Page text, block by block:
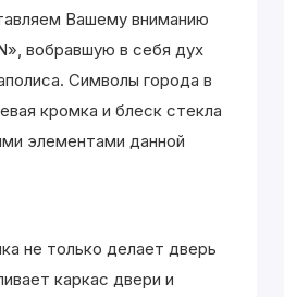
Вашему вниманию
вобравшую в себя дух
Символы города в
кромка и блеск стекла
элементами данной
не только делает дверь
каркас двери и